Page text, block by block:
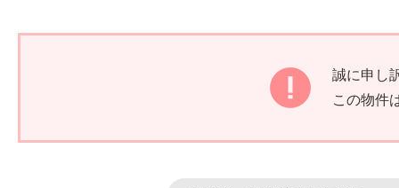
誠に申し
この物件